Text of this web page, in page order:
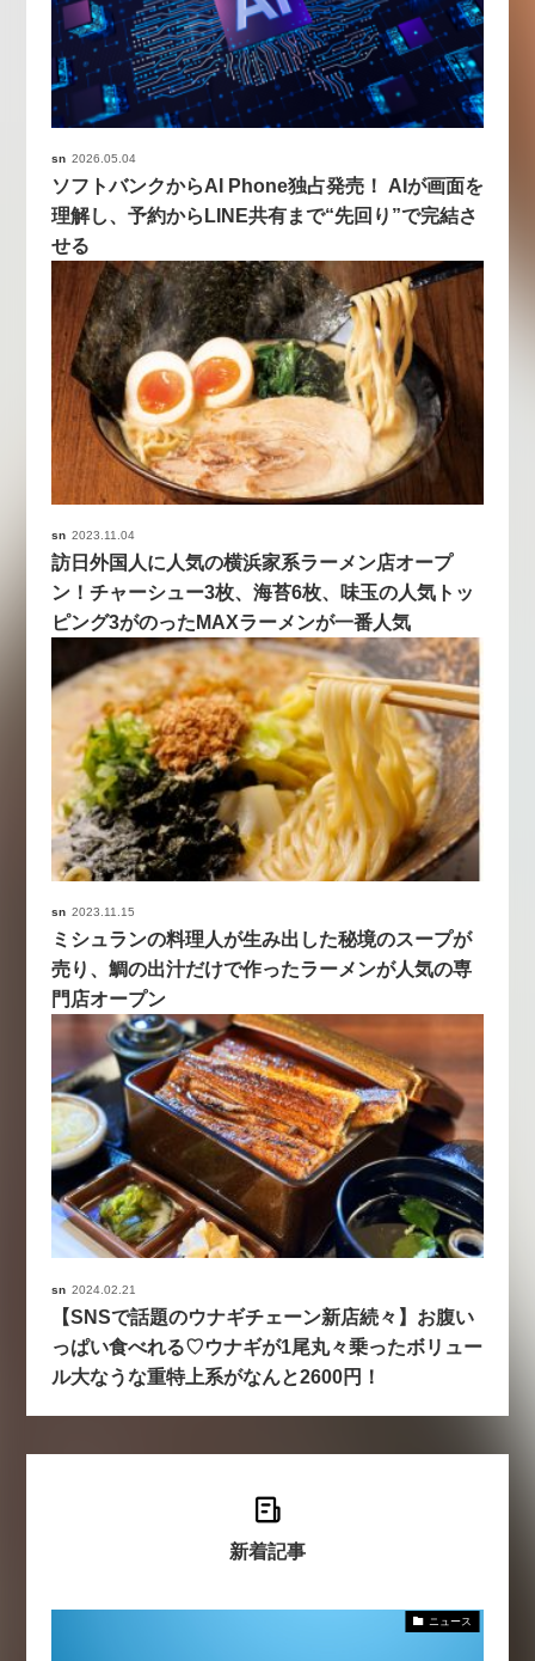
sn 2026.05.04
ソフトバンクからAI Phone独占発売！ AIが画面を
理解し、予約からLINE共有まで“先回り”で完結さ
せる
sn 2023.11.04
訪日外国人に人気の横浜家系ラーメン店オープ
ン！チャーシュー3枚、海苔6枚、味玉の人気トッ
ピング3がのったMAXラーメンが一番人気
sn 2023.11.15
ミシュランの料理人が生み出した秘境のスープが
売り、鯛の出汁だけで作ったラーメンが人気の専
門店オープン
sn 2024.02.21
【SNSで話題のウナギチェーン新店続々】お腹い
っぱい食べれる♡ウナギが1尾丸々乗ったボリュー
ル大なうな重特上系がなんと2600円！
新着記事
ニュース